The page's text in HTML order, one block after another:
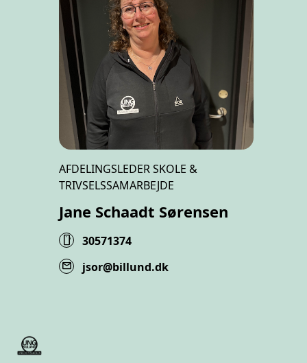
AFDELINGSLEDER SKOLE &
TRIVSELSSAMARBEJDE
Jane Schaadt Sørensen
smartphone 30571374
mail jsor@billund.dk